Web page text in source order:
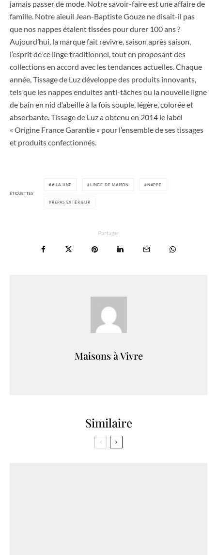
jamais passer de mode. Notre savoir-faire est une affaire de
famille. Notre aïeuil Jean-Baptiste Gouze ne disait-il pas
que nos nappes étaient tissées pour durer 100 ans ?
Aujourd’hui, la marque fait revivre, saison après saison,
l’esprit de ce linge traditionnel, tout en proposant des
collections en accord avec les tendances actuelles. Chaque
année, Tissage de Luz développe des produits innovants,
tels que les nappes enduites anti-tâches ou la nouvelle ligne
de bain en nid d’abeille à la fois souple, légère, colorée et
absorbante. Tissage de Luz a obtenu en 2014 le label
« Origine France Garantie » pour l’ensemble de ses tissages
et produits confectionnés.
ÉTIQUETTES
A LA UNE LINGE DE MAISON NAPPE
REPAS EXTÉRIEUR
Partager
Maisons à Vivre
Similaire